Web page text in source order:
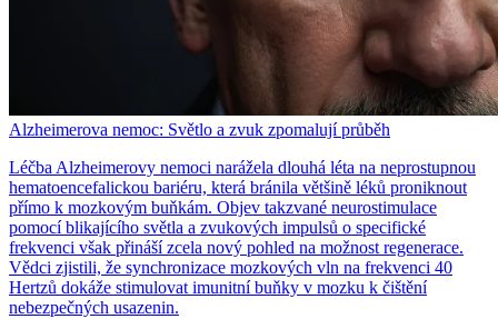
Alzheimerova nemoc: Světlo a zvuk zpomalují průběh
Léčba Alzheimerovy nemoci narážela dlouhá léta na neprostupnou
hematoencefalickou bariéru, která bránila většině léků proniknout
přímo k mozkovým buňkám. Objev takzvané neurostimulace
pomocí blikajícího světla a zvukových impulsů o specifické
frekvenci však přináší zcela nový pohled na možnost regenerace.
Vědci zjistili, že synchronizace mozkových vln na frekvenci 40
Hertzů dokáže stimulovat imunitní buňky v mozku k čištění
nebezpečných usazenin.